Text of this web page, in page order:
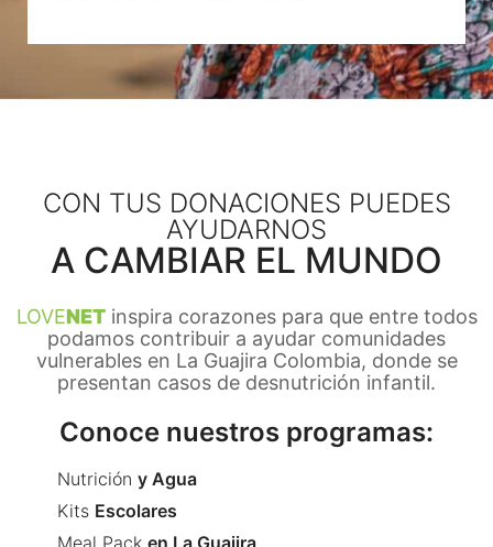
CON TUS DONACIONES PUEDES
AYUDARNOS
A CAMBIAR EL MUNDO
LOVENETinspira corazones para que entre todos
podamos contribuir a ayudar comunidades
vulnerables en La Guajira Colombia, donde se
presentan casos de desnutrición infantil.
Conoce nuestros programas:
Nutrición y Agua
Kits Escolares